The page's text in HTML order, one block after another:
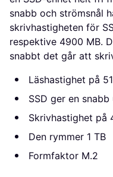
snabb och strömsnål
skrivhastigheten för
respektive 4900 MB.
snabbt det går att
Läshastighet på
SSD ger en
Skrivhastighet på
Den rymmer 1 TB
Formfaktor M.2